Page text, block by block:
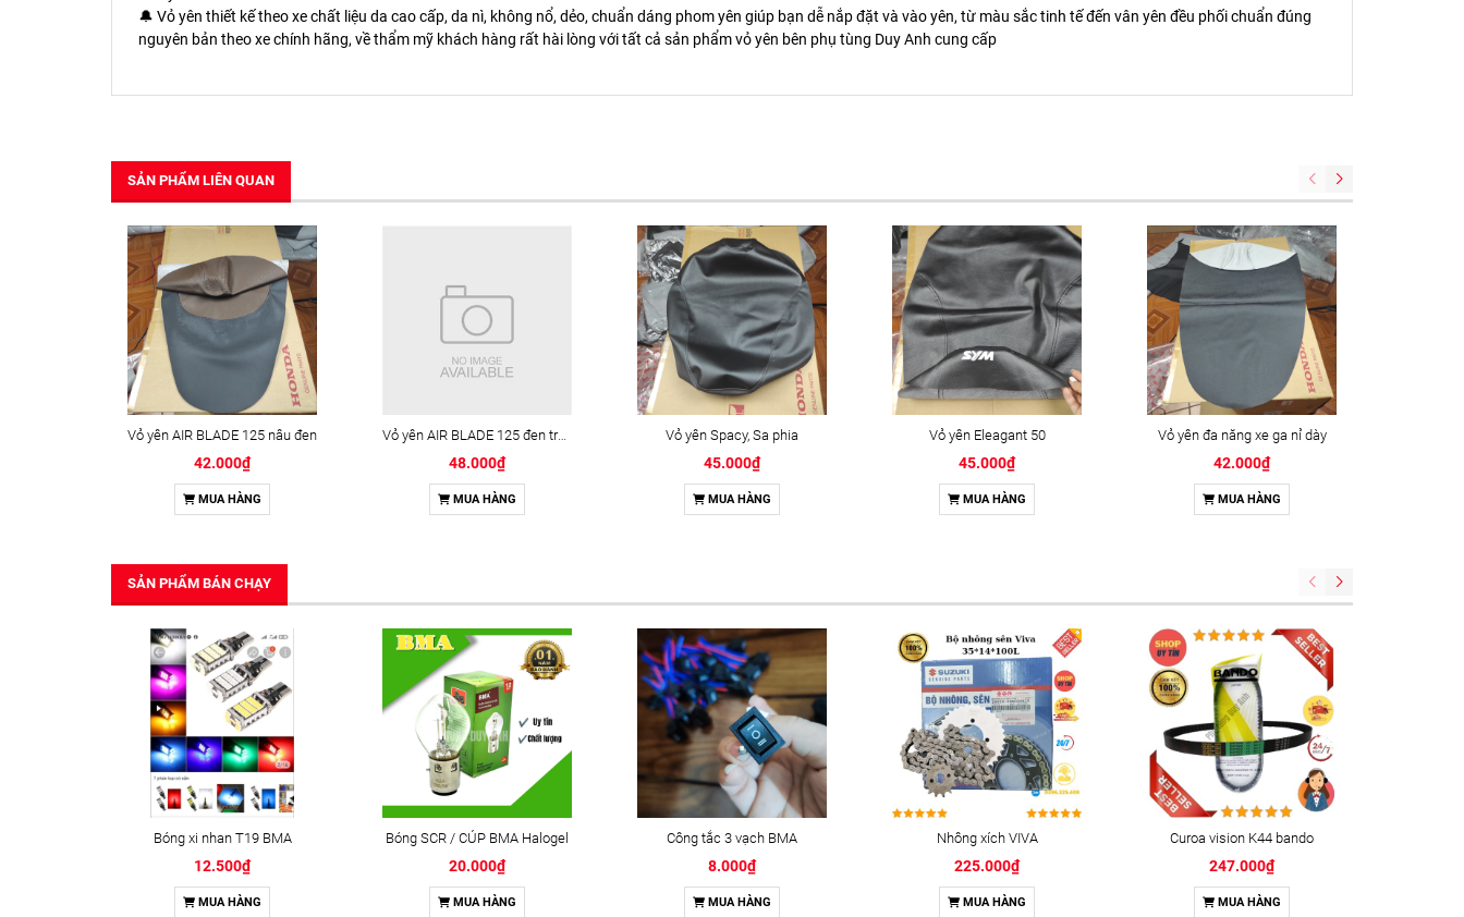
🔔 Vỏ yên thiết kế theo xe chất liệu da cao cấp, da nì, không nổ, dẻo, chuẩn dáng phom yên giúp bạn dễ nắp đặt và vào yên, từ màu sắc tinh tế đến vân yên đều phối chuẩn đúng
nguyên bản theo xe chính hãng, về thẩm mỹ khách hàng rất hài lòng với tất cả sản phẩm vỏ yên bên phụ tùng Duy Anh cung cấp
SẢN PHẨM LIÊN QUAN
Vỏ yên AIR BLADE 125 nâu đen
42.000₫
MUA HÀNG
Vỏ yên AIR BLADE 125 đen trắng bạc
48.000₫
MUA HÀNG
Vỏ yên Spacy, Sa phia
45.000₫
MUA HÀNG
Vỏ yên Eleagant 50
45.000₫
MUA HÀNG
Vỏ yên đa năng xe ga nỉ dày
42.000₫
MUA HÀNG
SẢN PHẨM BÁN CHẠY
Bóng xi nhan T19 BMA
12.500₫
MUA HÀNG
Bóng SCR / CÚP BMA Halogel
20.000₫
MUA HÀNG
Công tắc 3 vạch BMA
8.000₫
MUA HÀNG
Nhông xích VIVA
225.000₫
MUA HÀNG
Curoa vision K44 bando
247.000₫
MUA HÀNG